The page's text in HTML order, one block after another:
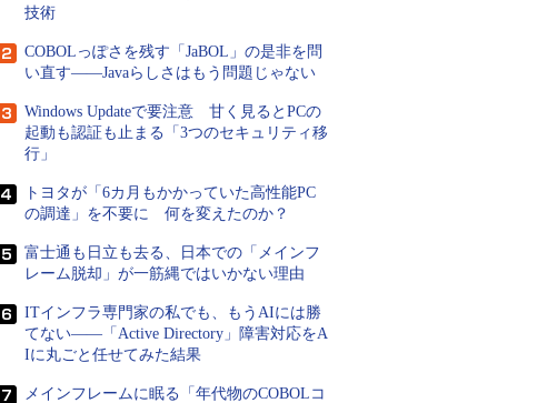
技術
COBOLっぽさを残す「JaBOL」の是非を問
い直す――Javaらしさはもう問題じゃない
Windows Updateで要注意 甘く見るとPCの
起動も認証も止まる「3つのセキュリティ移
行」
トヨタが「6カ月もかかっていた高性能PC
の調達」を不要に 何を変えたのか？
富士通も日立も去る、日本での「メインフ
レーム脱却」が一筋縄ではいかない理由
ITインフラ専門家の私でも、もうAIには勝
てない――「Active Directory」障害対応をA
Iに丸ごと任せてみた結果
メインフレームに眠る「年代物のCOBOLコ